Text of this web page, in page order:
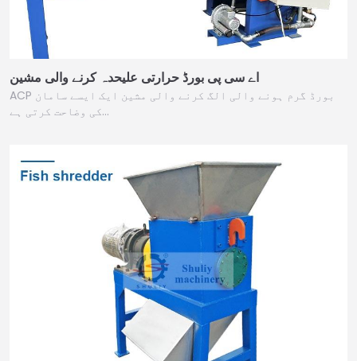
اے سی پی بورڈ حرارتی علیحدہ کرنے والی مشین
ACP بورڈ گرم ہونے والی الگ کرنے والی مشین ایک ایسے سامان
کی وضاحت کرتی ہے…